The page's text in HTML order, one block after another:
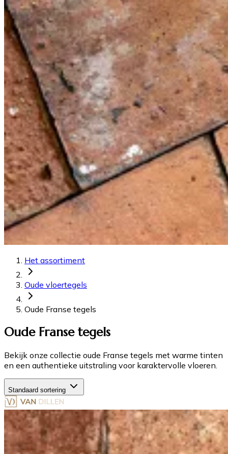
Het assortiment
Oude vloertegels
Oude Franse tegels
Oude Franse tegels
Bekijk onze collectie oude Franse tegels met warme tinten
en een authentieke uitstraling voor karaktervolle vloeren.
Standaard sortering